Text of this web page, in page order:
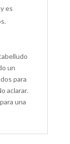
es
un
para
aclarar.
una